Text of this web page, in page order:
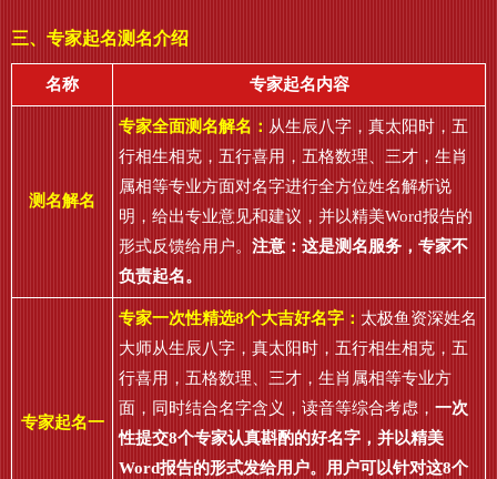
三、专家起名测名介绍
名称 专家起名内容
测名解名
专家全面测名解名： 从生辰八字，真太阳时，五
行相生相克，五行喜用，五格数理、三才，生肖
属相等专业方面对名字进行全方位姓名解析说
明，给出专业意见和建议，并以精美Word报告的
形式反馈给用户。 注意：这是测名服务，专家不
负责起名。
专家起名一
专家一次性精选8个大吉好名字： 太极鱼资深姓名
大师从生辰八字，真太阳时，五行相生相克，五
行喜用，五格数理、三才，生肖属相等专业方
面，同时结合名字含义，读音等综合考虑， 一次
性提交8个专家认真斟酌的好名字，并以精美
Word报告的形式发给用户。用户可以针对这8个